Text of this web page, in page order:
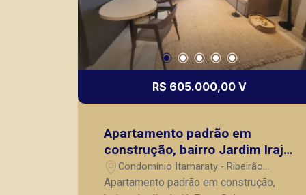
R$ 605.000,00 V
Apartamento padrão em
construção, bairro Jardim Irajá,
Zona Sul em Ribeirão Preto/SP.
Condomínio Itamaraty - Ribeirão
Preto/SP
Apartamento padrão em construção,